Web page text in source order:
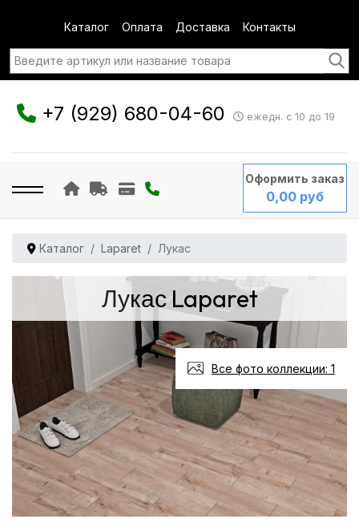
Каталог Оплата Доставка Контакты
+7 (929) 680-04-60 ежедн. с 10 до 19
Оформить заказ
0,00 руб
Каталог Laparet Лукас
Лукас Laparet
Все фото коллекции: 1